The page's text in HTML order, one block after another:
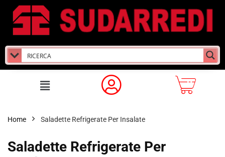
Home Saladette Refrigerate Per Insalate
Saladette Refrigerate Per